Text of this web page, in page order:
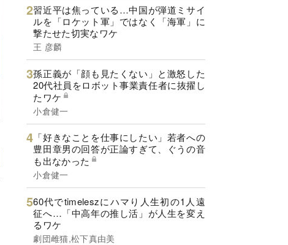
習近平は焦っている…中国が弾道ミサイ
ルを「ロケット軍」ではなく「海軍」に
撃たせた切実なワケ
王 彦麟
孫正義が「顔も見たくない」と激怒した
20代社員をロボット事業責任者に抜擢し
たワケ
小倉健一
「好きなことを仕事にしたい」若者への
豊田章男の回答が正論すぎて、ぐうの音
も出なかった
小倉健一
60代でtimeleszにハマり人生初の1人遠
征へ…「中高年の推し活」が人生を変え
るワケ
劇団雌猫,松下真由美